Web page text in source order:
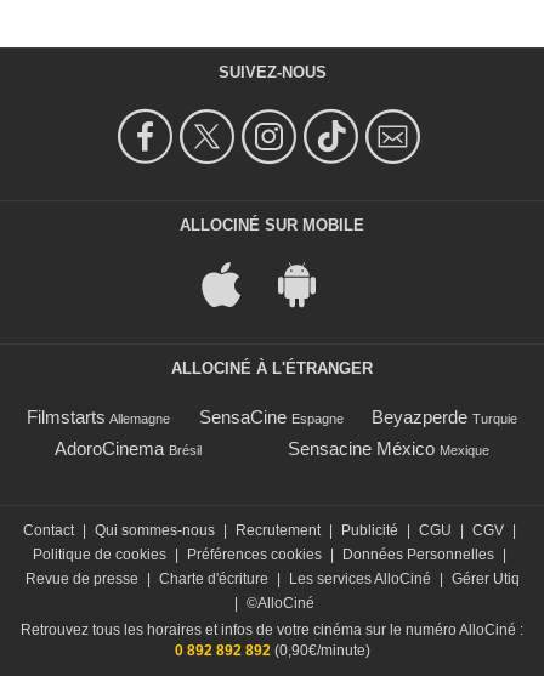
SUIVEZ-NOUS
ALLOCINÉ SUR MOBILE
ALLOCINÉ À L'ÉTRANGER
Filmstarts Allemagne SensaCine Espagne Beyazperde Turquie
AdoroCinema Brésil Sensacine México Mexique
Contact | Qui sommes-nous | Recrutement | Publicité | CGU | CGV |
Politique de cookies | Préférences cookies | Données Personnelles |
Revue de presse
| Charte d'écriture | Les services AlloCiné | Gérer Utiq
| ©AlloCiné
Retrouvez tous les horaires et infos de votre cinéma sur le numéro AlloCiné :
0 892 892 892(0,90€/minute)